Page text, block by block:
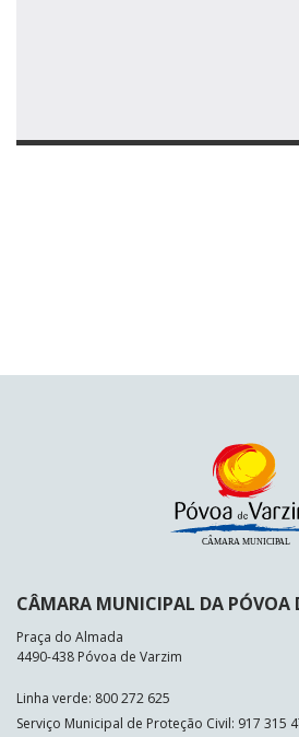
CÂMARA MUNICIPAL DA PÓVOA
Praça do Almada
4490-438 Póvoa de Varzim
Linha verde: 800 272 625
Serviço Municipal de Proteção Civil: 917 315